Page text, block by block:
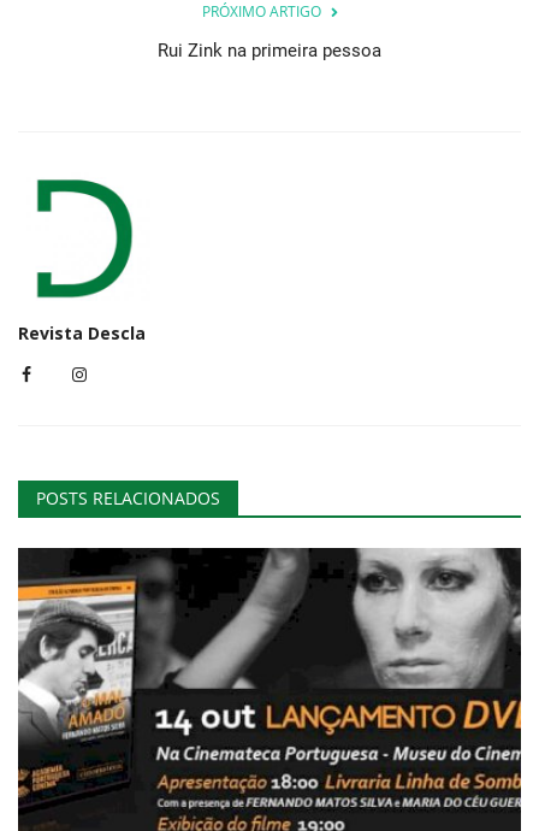
PRÓXIMO ARTIGO
Rui Zink na primeira pessoa
Revista Descla
POSTS RELACIONADOS